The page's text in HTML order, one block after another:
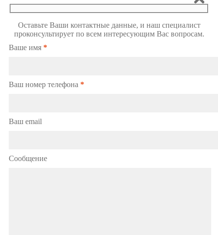
Оставьте Ваши контактные данные, и наш специалист
проконсультирует по всем интересующим Вас вопросам.
Ваше имя *
Ваш номер телефона *
Ваш email
Сообщение